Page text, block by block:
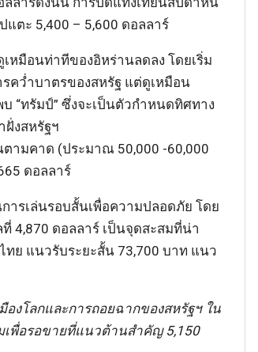
แตะ 5,400 – 5,600 ดอลลาร์
หมือนท่าทีของอิหร่านลดลง โดยเริ่ม
คว่ำบาตรของสหรัฐ แต่ดูเหมือน
บ “ทรัมป์” ซึ่งจะเป็นตัวกำหนดทิศทาง
ฝั่งสหรัฐฯ
ามคาด (ประมาณ 50,000 -60,000
ดอลลาร์
ารเล่นรอบสั้นเพื่อความปลอดภัย โดย
4,870 ดอลลาร์ เป็นจุดสะสมที่น่า
ย แนวรับระยะสั้น 73,700 บาท แนว
งโลกและการถอยฉากของสหรัฐฯ ใน
เพื่อรอขายที่แนวต้านสำคัญ 5,150